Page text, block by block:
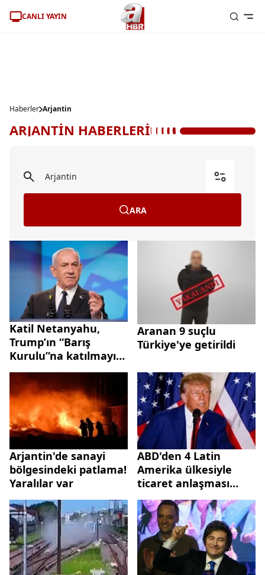
CANLI YAYIN
Haberler Arjantin
ARJANTİN HABERLERİ
ARA
Katil Netanyahu,
Trump’ın “Barış
Kurulu”na katılmayı
kabul etti
Aranan 9 suçlu
Türkiye'ye getirildi
Arjantin'de sanayi
bölgesindeki patlama!
Yaralılar var
ABD'den 4 Latin
Amerika ülkesiyle
ticaret anlaşması
kapsamında uzlaşı
sağlandı